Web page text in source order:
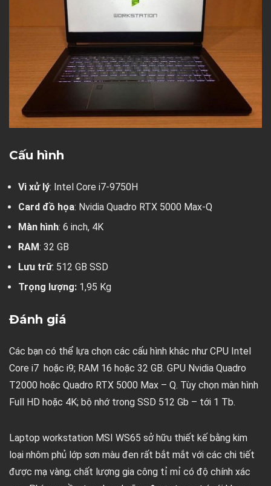
Cấu hình
Vi xử lý: Intel Core i7-9750H
Card đồ họa: Nvidia Quadro RTX 5000 Max-Q
Màn hình: 6 inch, 4K
RAM: 32 GB
Lưu trữ: 512 GB SSD
Trọng lượng: 1,95 Kg
Đánh giá
Các bạn có thể lựa chọn các cấu hình khác như CPU Intel
Core i7 hoặc i9; RAM 16 hoặc 32 GB. GPU Nvidia Quadro
T2000 hoặc Quadro RTX 5000 Max – Q. Tùy chọn màn hình
Full HD hoặc 4K; bộ nhớ trong SSD 512 Gb – tới 1 Tb.
Laptop workstation MSI WS65 sở hữu thiết kế bằng kim
loại nhôm phủ lớp sơn màu đen rất bắt mắt với các chi tiết
được mạ vàng; chất lượng gia công tỉ mỉ có độ chính xác